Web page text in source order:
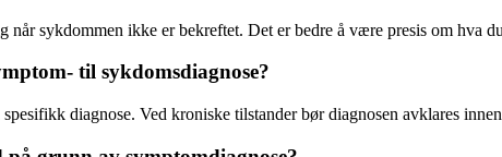
når sykdommen ikke er bekreftet. Det er bedre å være presis om hva
til sykdomsdiagnose?
diagnose. Ved kroniske tilstander bør diagnosen avklares